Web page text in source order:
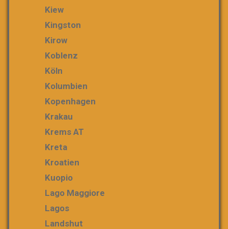
Kiew
Kingston
Kirow
Koblenz
Köln
Kolumbien
Kopenhagen
Krakau
Krems AT
Kreta
Kroatien
Kuopio
Lago Maggiore
Lagos
Landshut